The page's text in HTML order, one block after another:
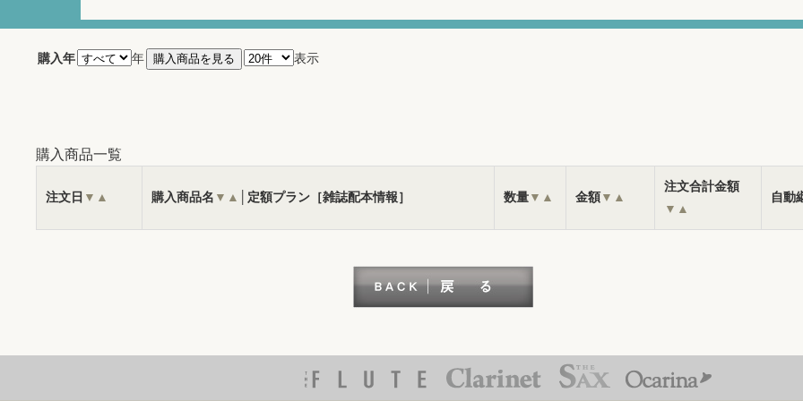
購入年 年 表示
購入商品一覧
注文日 ▼ ▲ 購入商品名 ▼ ▲ │定額プラン［雑誌配本情報］ 数量▼ ▲ 金額▼ ▲
注文合計金額
▼ ▲
自動